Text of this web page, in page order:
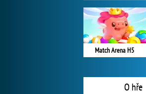
Match Arena H5
O hře